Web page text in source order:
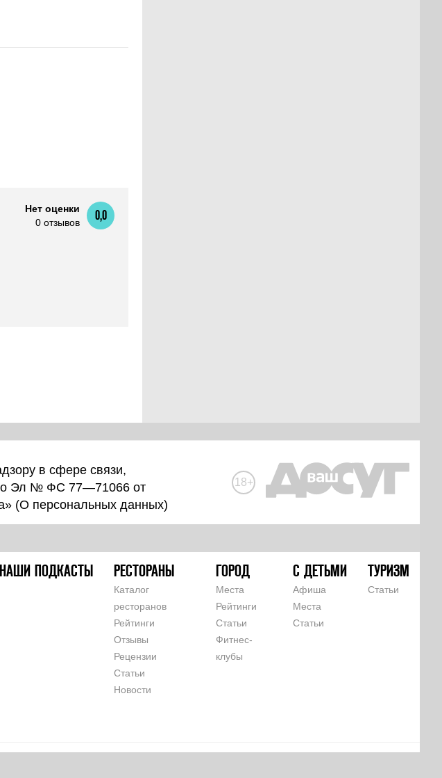
Нет оценки
0 отзывов
0,0
в сфере связи,
Эл № ФС 77—71066 от
(О персональных данных)
18+
НАШИ ПОДКАСТЫ РЕСТОРАНЫ
Каталог
ресторанов
Рейтинги
Отзывы
Рецензии
Статьи
Новости
ГОРОД
Места
Рейтинги
Статьи
Фитнес-
клубы
С ДЕТЬМИ
Афиша
Места
Статьи
ТУРИЗМ
Статьи